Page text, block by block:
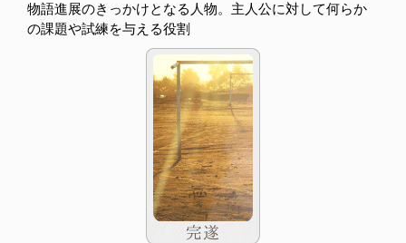
物語進展のきっかけとなる人物。主人公に対して何らか
の課題や試練を与える役割